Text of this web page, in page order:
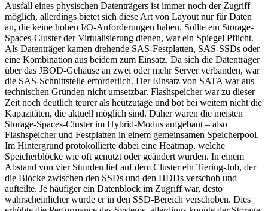
Ausfall eines physischen Datenträgers ist immer noch der Zugriff
möglich, allerdings bietet sich diese Art von Layout nur für Daten
an, die keine hohen I/O-Anforderungen haben. Sollte ein Storage-
Spaces-Cluster der Virtualisierung dienen, war ein Spiegel Pflicht.
Als Datenträger kamen drehende SAS-Festplatten, SAS-SSDs oder
eine Kombination aus beidem zum Einsatz. Da sich die Datenträger
über das JBOD-Gehäuse an zwei oder mehr Server verbanden, war
die SAS-Schnittstelle erforderlich. Der Einsatz von SATA war aus
technischen Gründen nicht umsetzbar. Flashspeicher war zu dieser
Zeit noch deutlich teurer als heutzutage und bot bei weitem nicht die
Kapazitäten, die aktuell möglich sind. Daher waren die meisten
Storage-Spaces-Cluster im Hybrid-Modus aufgebaut – also
Flashspeicher und Festplatten in einem gemeinsamen Speicherpool.
Im Hintergrund protokollierte dabei eine Heatmap, welche
Speicherblöcke wie oft genutzt oder geändert wurden. In einem
Abstand von vier Stunden lief auf dem Cluster ein Tiering-Job, der
die Blöcke zwischen den SSDs und den HDDs verschob und
aufteilte. Je häufiger ein Datenblock im Zugriff war, desto
wahrscheinlicher wurde er in den SSD-Bereich verschoben. Dies